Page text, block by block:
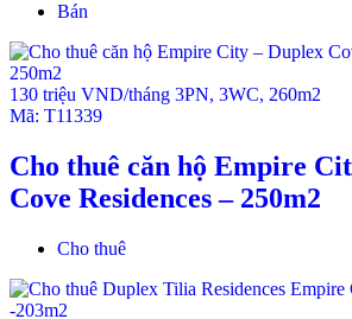
Bán
130 triệu VND/tháng 3PN, 3WC, 260m2
Mã: T11339
Cho thuê căn hộ Empire
Cove Residences – 250m2
Cho thuê